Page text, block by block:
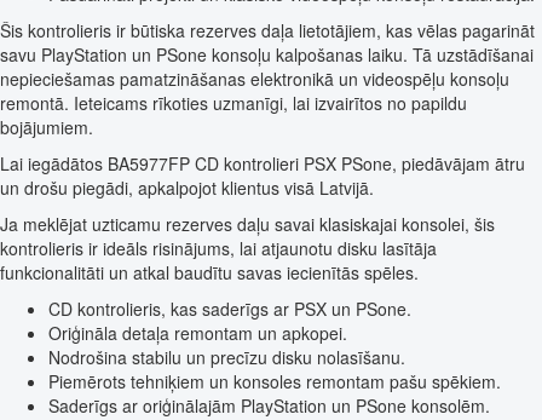
Šis kontrolieris ir būtiska rezerves daļa lietotājiem, kas vēlas pagarināt
savu PlayStation un PSone konsoļu kalpošanas laiku. Tā uzstādīšanai
nepieciešamas pamatzināšanas elektronikā un videospēļu konsoļu
remontā. Ieteicams rīkoties uzmanīgi, lai izvairītos no papildu
bojājumiem.
Lai iegādātos BA5977FP CD kontrolieri PSX PSone, piedāvājam ātru
un drošu piegādi, apkalpojot klientus visā Latvijā.
Ja meklējat uzticamu rezerves daļu savai klasiskajai konsolei, šis
kontrolieris ir ideāls risinājums, lai atjaunotu disku lasītāja
funkcionalitāti un atkal baudītu savas iecienītās spēles.
CD kontrolieris, kas saderīgs ar PSX un PSone.
Oriģināla detaļa remontam un apkopei.
Nodrošina stabilu un precīzu disku nolasīšanu.
Piemērots tehniķiem un konsoles remontam pašu spēkiem.
Saderīgs ar oriģinālajām PlayStation un PSone konsolēm.